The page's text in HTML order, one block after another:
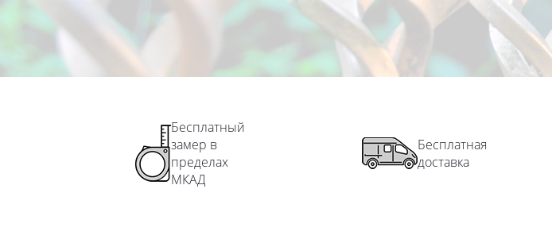
Бесплатный
замер в
пределах
МКАД
Бесплатная
доставка